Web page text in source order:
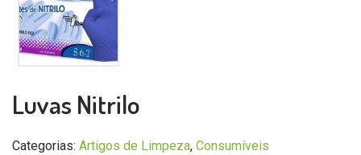
Luvas Nitrilo
Categorias: Artigos de Limpeza, Consumíveis